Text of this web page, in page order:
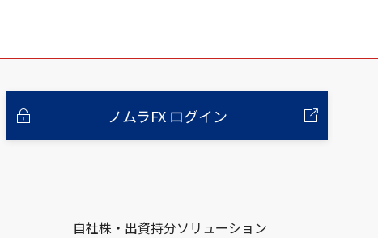
ノムラFX ログイン
自社株・出資持分ソリューション